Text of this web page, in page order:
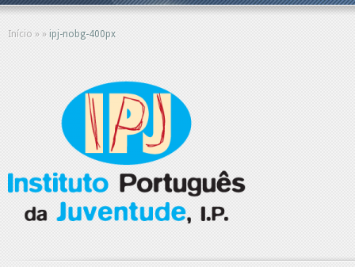
Início » » ipj-nobg-400px